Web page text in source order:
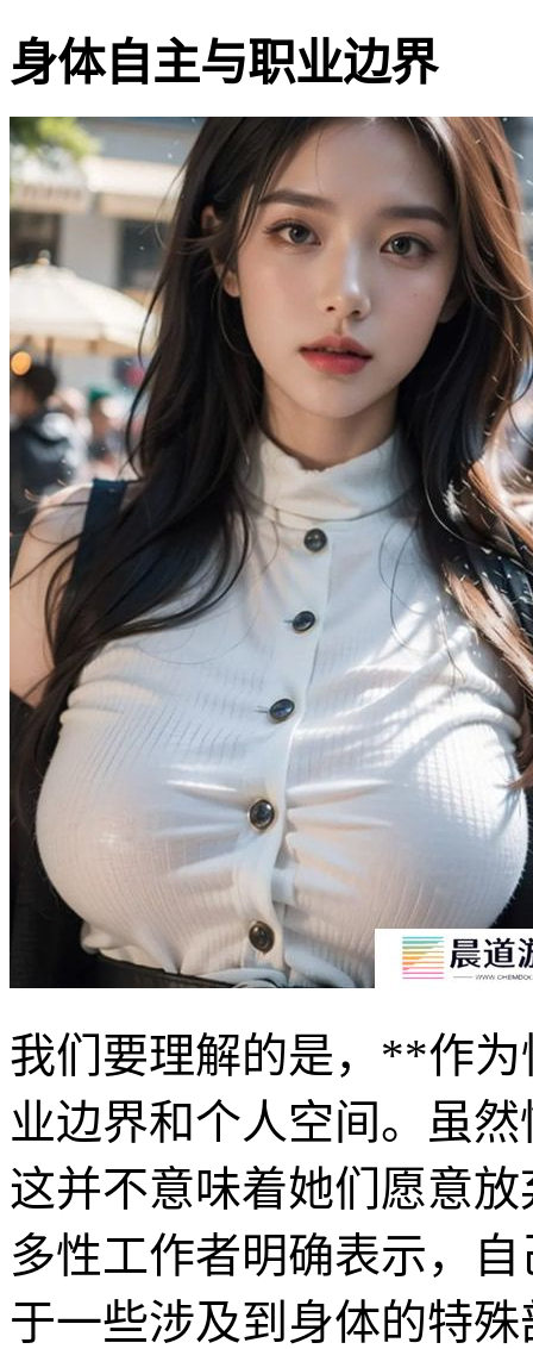
身体自主与职业边界
我们要理解的是，**作
业边界和个人空间。虽
这并不意味着她们愿意
多性工作者明确表示，
于一些涉及到身体的特